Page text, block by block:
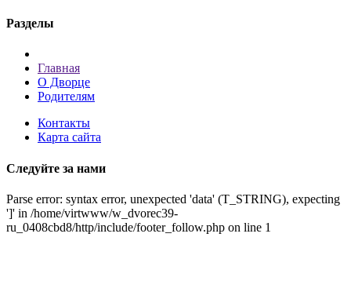
Разделы
Главная
О Дворце
Родителям
Контакты
Карта сайта
Следуйте за нами
Parse error: syntax error, unexpected 'data' (T_STRING), expecting
']' in /home/virtwww/w_dvorec39-
ru_0408cbd8/http/include/footer_follow.php on line 1